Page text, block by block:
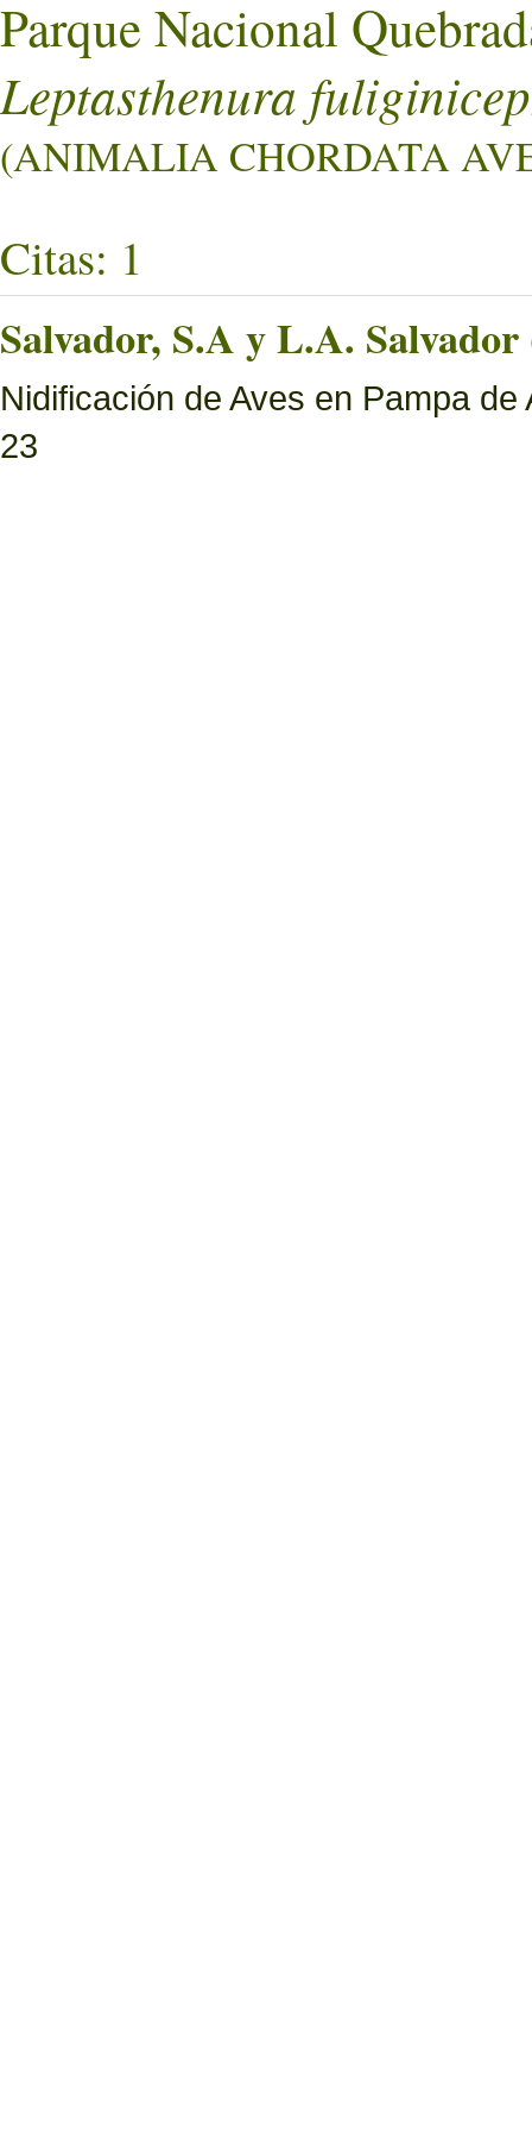
Parque Nacional
Leptasthenura
(ANIMALIA CHORDATA
Citas: 1
Salvador, S.A y L.A. Salvador
Nidificación de Aves en Pampa
23